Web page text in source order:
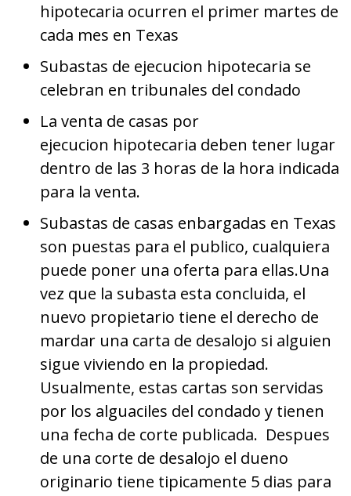
hipotecaria ocurren el primer martes de
cada mes en Texas
Subastas de ejecucion hipotecaria se
celebran en tribunales del condado
La venta de casas por
ejecucion hipotecaria deben tener lugar
dentro de las 3 horas de la hora indicada
para la venta.
Subastas de casas enbargadas en Texas
son puestas para el publico, cualquiera
puede poner una oferta para ellas.Una
vez que la subasta esta concluida, el
nuevo propietario tiene el derecho de
mardar una carta de desalojo si alguien
sigue viviendo en la propiedad.
Usualmente, estas cartas son servidas
por los alguaciles del condado y tienen
una fecha de corte publicada. Despues
de una corte de desalojo el dueno
originario tiene tipicamente 5 dias para